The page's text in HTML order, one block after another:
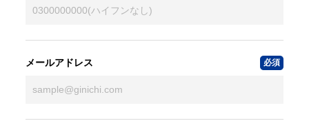
メールアドレス